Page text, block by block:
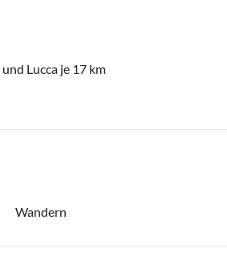
und Lucca je 17 km
Wandern